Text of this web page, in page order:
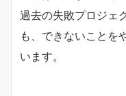
過去の失敗プロジェ
も、できないことを
います。